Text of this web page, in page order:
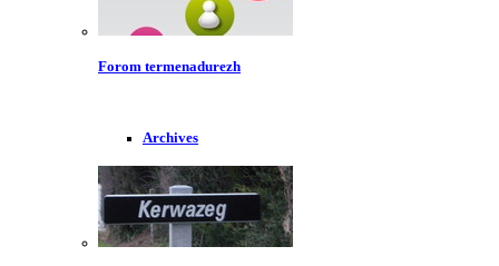
Forom termenadurezh
Archives